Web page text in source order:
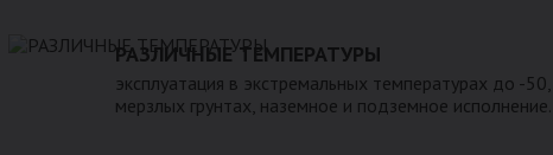
РАЗЛИЧНЫЕ ТЕМПЕРАТУРЫ
эксплуатация в экстремальных температурах до -
мерзлых грунтах, наземное и подземное исполнение.